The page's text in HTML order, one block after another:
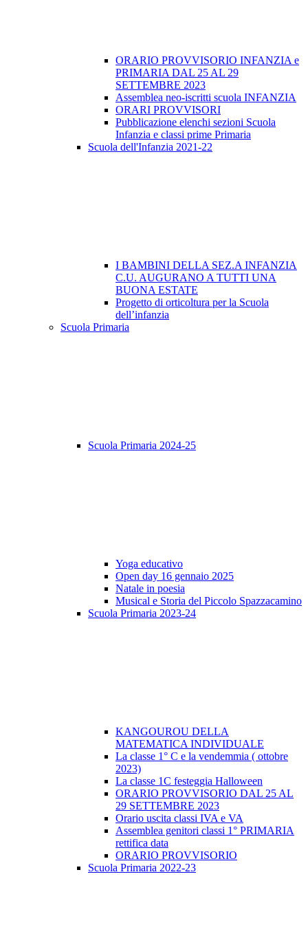
ORARIO PROVVISORIO INFANZIA e
PRIMARIA DAL 25 AL 29
SETTEMBRE 2023
Assemblea neo-iscritti scuola INFANZIA
ORARI PROVVISORI
Pubblicazione elenchi sezioni Scuola
Infanzia e classi prime Primaria
Scuola dell'Infanzia 2021-22
I BAMBINI DELLA SEZ.A INFANZIA
C.U. AUGURANO A TUTTI UNA
BUONA ESTATE
Progetto di orticoltura per la Scuola
dell’infanzia
Scuola Primaria
Scuola Primaria 2024-25
Yoga educativo
Open day 16 gennaio 2025
Natale in poesia
Musical e Storia del Piccolo Spazzacamino
Scuola Primaria 2023-24
KANGOUROU DELLA
MATEMATICA INDIVIDUALE
La classe 1° C e la vendemmia ( ottobre
2023)
La classe 1C festeggia Halloween
ORARIO PROVVISORIO DAL 25 AL
29 SETTEMBRE 2023
Orario uscita classi IVA e VA
Assemblea genitori classi 1° PRIMARIA
rettifica data
ORARIO PROVVISORIO
Scuola Primaria 2022-23